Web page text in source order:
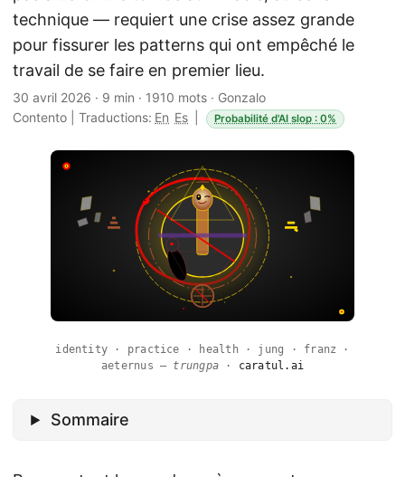
technique — requiert une crise assez grande
pour fissurer les patterns qui ont empêché le
travail de se faire en premier lieu.
30 avril 2026 · 9 min · 1910 mots · Gonzalo
Contento
Traductions: En Es Probabilité d'AI slop : 0%
identity · practice · health · jung · franz ·
aeternus — trungpa · caratul.ai
Sommaire